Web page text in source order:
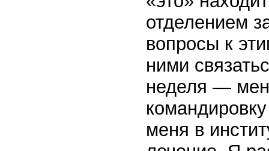
отделением
вопросы к
ними
неделя —
меня в